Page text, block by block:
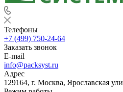
Телефоны
+7 (499) 750-24-64
Заказать звонок
E-mail
info@packsyst.ru
Адрес
129164, г. Москва, Ярославская